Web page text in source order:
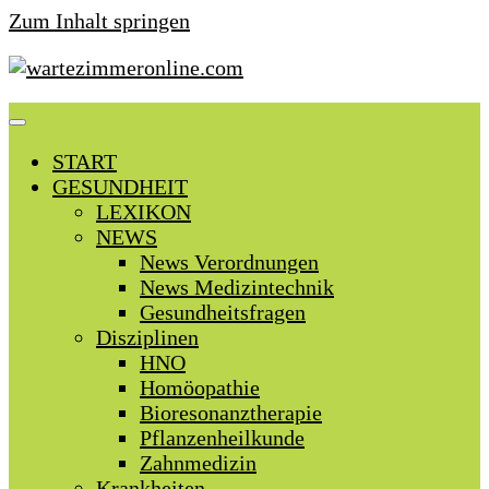
Zum Inhalt springen
START
GESUNDHEIT
LEXIKON
NEWS
News Verordnungen
News Medizintechnik
Gesundheitsfragen
Disziplinen
HNO
Homöopathie
Bioresonanztherapie
Pflanzenheilkunde
Zahnmedizin